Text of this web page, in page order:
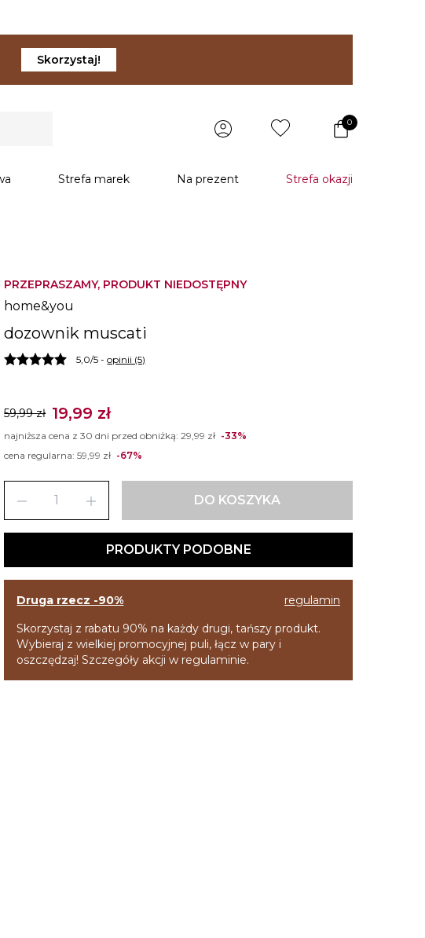
Skorzystaj!
0
Strefa marek Na prezent Strefa okazji
PRZEPRASZAMY, PRODUKT NIEDOSTĘPNY
home&you
dozownik muscati
5,0/5 -opinii (5)
59,99 zł 19,99 zł
najniższa cena z 30 dni przed obniżką:29,99 zł -33%
cena regularna:59,99 zł -67%
remove add DO KOSZYKA
PRODUKTY PODOBNE
Druga rzecz -90%
regulamin
Skorzystaj z rabatu 90% na każdy drugi, tańszy produkt.
Wybieraj z wielkiej promocyjnej puli, łącz w pary i
oszczędzaj! Szczegóły akcji w regulaminie.